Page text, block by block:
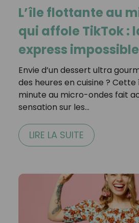
L’île flottante au
qui affole TikTok :
express
Envie d’un dessert ultra
des heures en cuisine ?
minute au micro-ondes fait
sensation sur les…
LIRE LA SUITE